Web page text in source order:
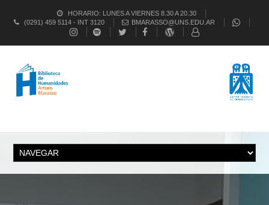
HORARIO: LUNES A VIERNES 8.30 A 20.30
(0291) 459 5114 - INT 3120
BMARASSO@UNS.EDU.AR